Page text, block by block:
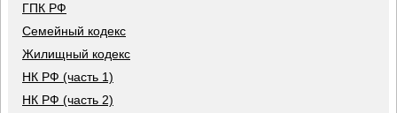
ГПК РФ
Семейный кодекс
Жилищный кодекс
НК РФ (часть 1)
НК РФ (часть 2)